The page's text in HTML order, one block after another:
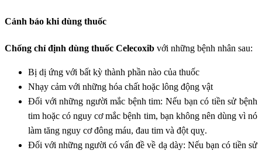
Cảnh báo khi dùng thuốc
Chống chỉ định dùng thuốc Celecoxib với những bệnh nhân sau:
Bị dị ứng với bất kỳ thành phần nào của thuốc
Nhạy cảm với những hóa chất hoặc lông động vật
Đối với những người mắc bệnh tim: Nếu bạn có tiền sử bệnh
tim hoặc có nguy cơ mắc bệnh tim, bạn không nên dùng vì nó
làm tăng nguy cơ đông máu, đau tim và đột quỵ.
Đối với những người có vấn đề về dạ dày: Nếu bạn có tiền sử